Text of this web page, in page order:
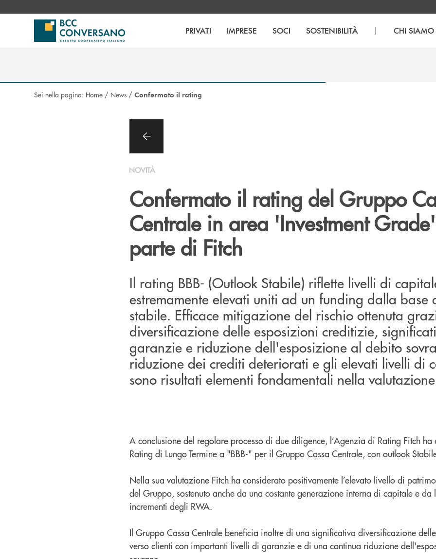
PRIVATI IMPRESE SOCI SOSTENIBILITÀ | CHI SIAMO
Sei nella pagina: Home / News / Confermato il rating
NOVITÀ
Confermato il rating del Gruppo
Centrale in area 'Investment
parte di Fitch
Il rating BBB- (Outlook Stabile) riflette livelli di
estremamente elevati uniti ad un funding dalla base
stabile. Efficace mitigazione del rischio ottenuta
diversificazione delle esposizioni creditizie,
garanzie e riduzione dell'esposizione al debito
riduzione dei crediti deteriorati e gli elevati livelli di
sono risultati elementi fondamentali nella valutazione
A conclusione del regolare processo di due diligence, l’Agenzia di Rating Fitch ha
Rating di Lungo Termine a "BBB-" per il Gruppo Cassa Centrale, con outlook
Nella sua valutazione Fitch ha considerato positivamente l’elevato livello di
del Gruppo, sostenuto anche da una costante generazione interna di capitale e da
incrementi degli RWA.
Il Gruppo Cassa Centrale beneficia inoltre di una significativa diversificazione
verso clienti con importanti livelli di garanzie e di una continua riduzione